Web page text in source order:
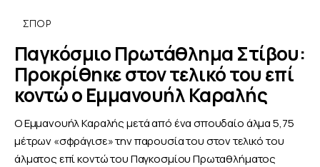
MEET THE TEAM
ΣΠΟΡ
Παγκόσμιο Πρωτάθλημα Στίβου:
Προκρίθηκε στον τελικό του επί
κοντώ ο Εμμανουήλ Καραλής
Ο Εμμανουήλ Καραλής μετά από ένα σπουδαίο άλμα 5,75
μέτρων «σφράγισε» την παρουσία του στον τελικό του
άλματος επί κοντώ του Παγκοσμίου Πρωταθλήματος